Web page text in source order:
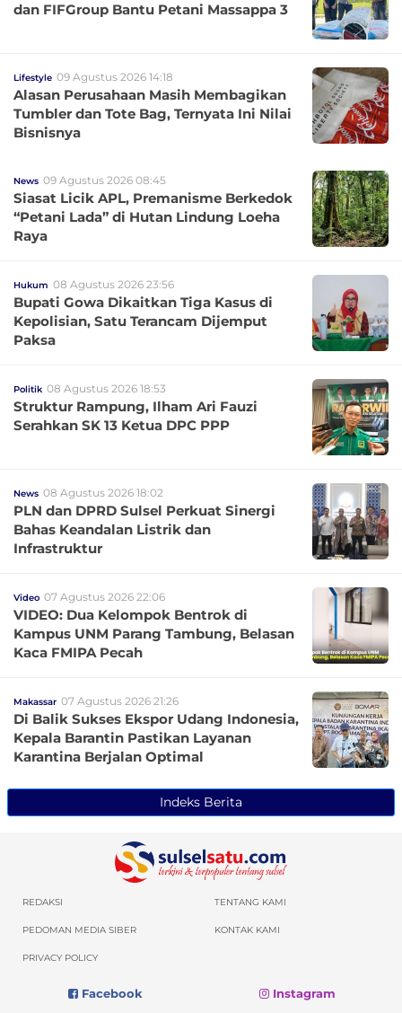
dan FIFGroup Bantu Petani Massappa 3
Lifestyle 09 Agustus 2026 14:18
Alasan Perusahaan Masih Membagikan
Tumbler dan Tote Bag, Ternyata Ini Nilai
Bisnisnya
News 09 Agustus 2026 08:45
Siasat Licik APL, Premanisme Berkedok
“Petani Lada” di Hutan Lindung Loeha
Raya
Hukum 08 Agustus 2026 23:56
Bupati Gowa Dikaitkan Tiga Kasus di
Kepolisian, Satu Terancam Dijemput
Paksa
Politik 08 Agustus 2026 18:53
Struktur Rampung, Ilham Ari Fauzi
Serahkan SK 13 Ketua DPC PPP
News 08 Agustus 2026 18:02
PLN dan DPRD Sulsel Perkuat Sinergi
Bahas Keandalan Listrik dan
Infrastruktur
Video 07 Agustus 2026 22:06
VIDEO: Dua Kelompok Bentrok di
Kampus UNM Parang Tambung, Belasan
Kaca FMIPA Pecah
Makassar 07 Agustus 2026 21:26
Di Balik Sukses Ekspor Udang Indonesia,
Kepala Barantin Pastikan Layanan
Karantina Berjalan Optimal
Indeks Berita
REDAKSI TENTANG KAMI
PEDOMAN MEDIA SIBER KONTAK KAMI
PRIVACY POLICY
Facebook Instagram